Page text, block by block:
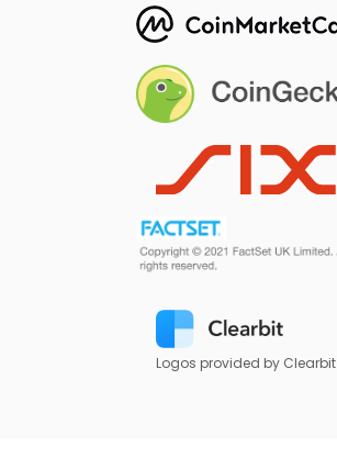
Logos provided by Clearbit